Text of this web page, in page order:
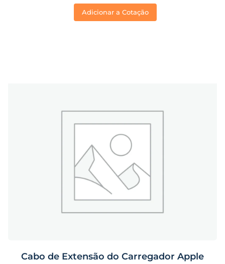
Adicionar a Cotação
Cabo de Extensão do Carregador Apple